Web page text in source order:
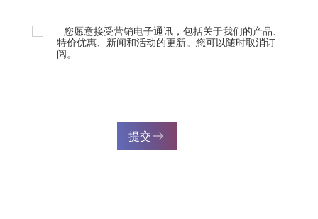
您愿意接受营销电子通讯，包括关于我们的产品、
特价优惠、新闻和活动的更新。您可以随时取消订
阅。
提交